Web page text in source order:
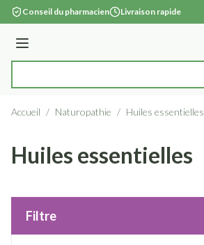
Aller au contenu
Conseil du pharmacien Livraison rapide
Menu
Accueil / Naturopathie / Huiles essentielles
Huiles essentielles
Filtre